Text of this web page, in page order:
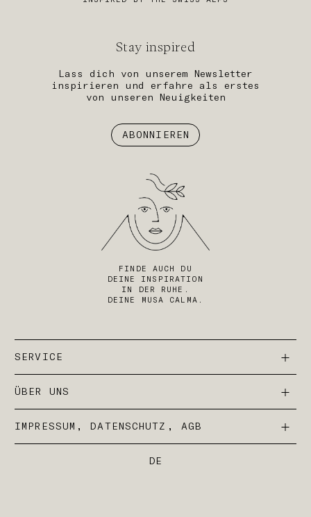
Stay inspired
Lass dich von unserem Newsletter
inspirieren und erfahre als erstes
von unseren Neuigkeiten
ABONNIEREN
FINDE AUCH DU
DEINE INSPIRATION
IN DER RUHE.
DEINE MUSA CALMA.
SERVICE
ÜBER UNS
IMPRESSUM, DATENSCHUTZ, AGB
DE